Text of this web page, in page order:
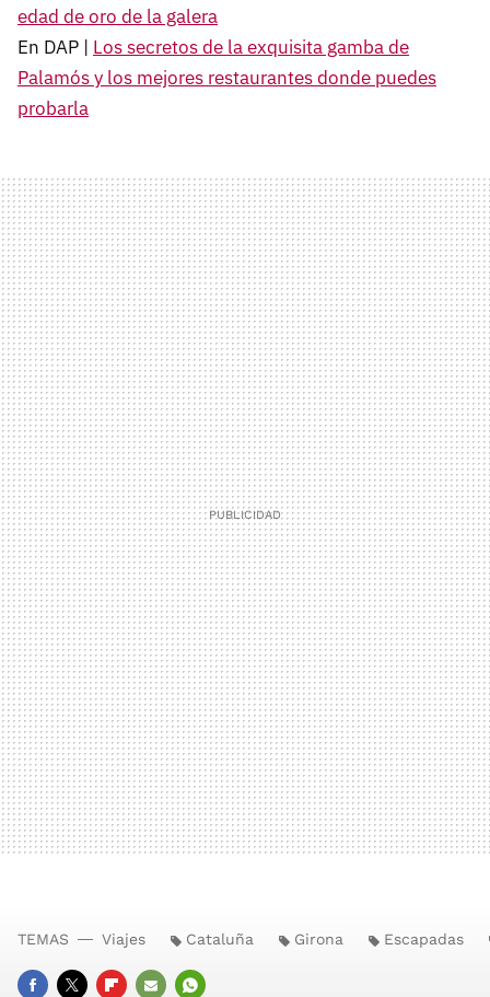
edad de oro de la galera
En DAP | Los secretos de la exquisita gamba de
Palamós y los mejores restaurantes donde puedes
probarla
TEMAS Viajes Cataluña Girona Escapadas